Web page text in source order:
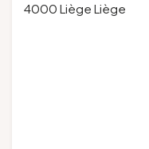
4000 Liège Liège